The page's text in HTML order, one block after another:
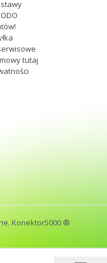
tutaj
Konektor5000 ®